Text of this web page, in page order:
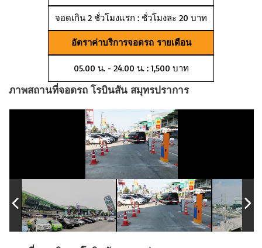
จอดเกิน 2 ชั่วโมงแรก : ชั่วโมงละ 20 บาท
อัตราค่าบริการจอดรถ รายเดือน
05.00 น. - 24.00 น. : 1,500 บาท
ภาพสถานที่จอดรถ โรบินสัน สมุทรปราการ